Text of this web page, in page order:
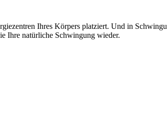
Ihres Körpers platziert. Und in
Ihre natürliche Schwingung wieder.